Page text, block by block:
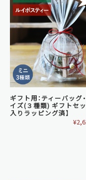
ギフト用：ティーバッグ
イズ(３種類) ギフトセッ
入りラッピング済】